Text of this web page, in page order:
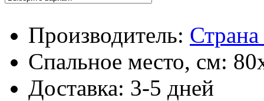
Производитель:
Спальное место, см:
Доставка: 3-5 дней